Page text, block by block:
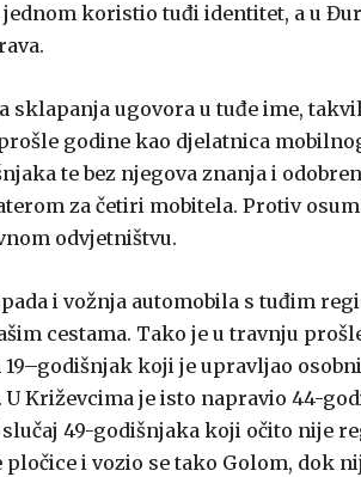
koristio tuđi identitet, a u
sklapanja ugovora u tuđe ime,
godine kao djelatnica
te bez njegova znanja i
za četiri mobitela. Protiv
odvjetništvu.
i vožnja automobila s tuđim
cestama. Tako je u travnju
19–godišnjak koji je upravljao
Križevcima je isto napravio 44-
49-godišnjaka koji očito nije
i vozio se tako Golom, dok